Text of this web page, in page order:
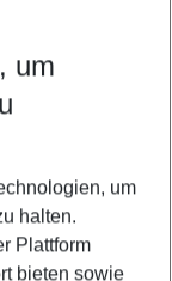
um
um
halten.
Plattform
bieten sowie